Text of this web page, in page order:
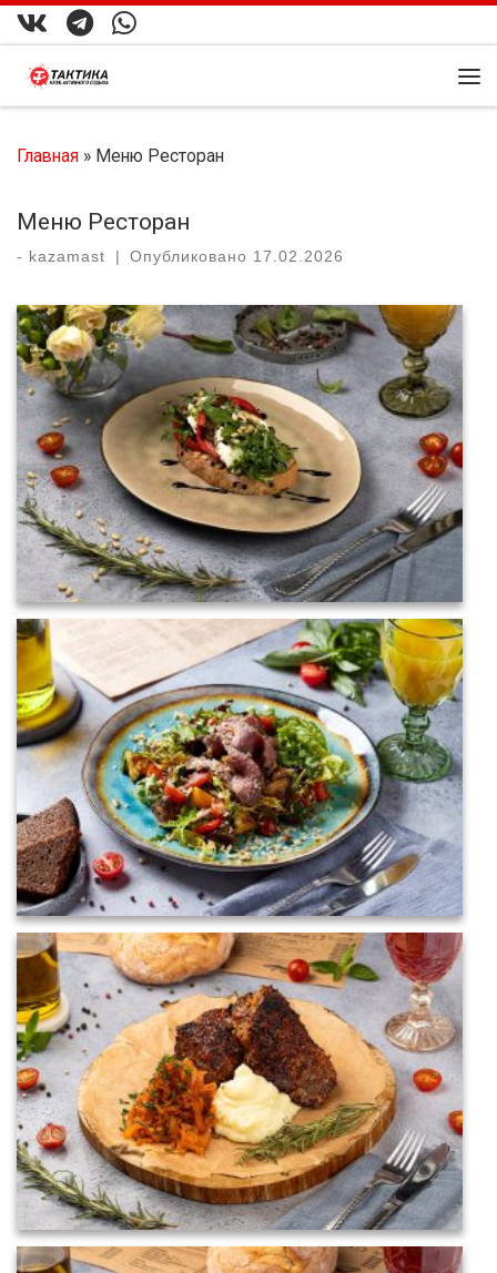
Перейти к содержимому
Главная » Меню Ресторан
Меню Ресторан
- kazamast Опубликовано 17.02.2026